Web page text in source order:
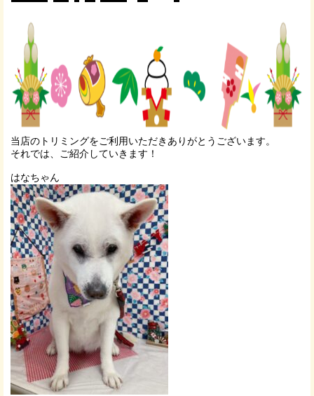
当店のトリミングをご利用いただきありがとうございます。
それでは、ご紹介していきます！
はなちゃん